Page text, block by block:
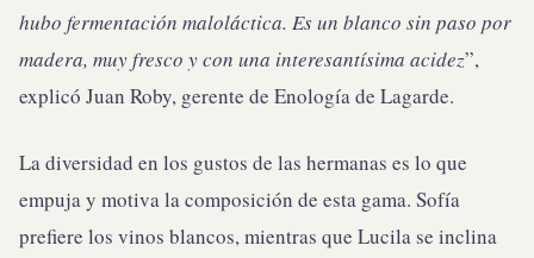
hubo fermentación maloláctica. Es un blanco sin paso por
madera, muy fresco y con una interesantísima acidez”,
explicó Juan Roby, gerente de Enología de Lagarde.
La diversidad en los gustos de las hermanas es lo que
empuja y motiva la composición de esta gama. Sofía
prefiere los vinos blancos, mientras que Lucila se inclina